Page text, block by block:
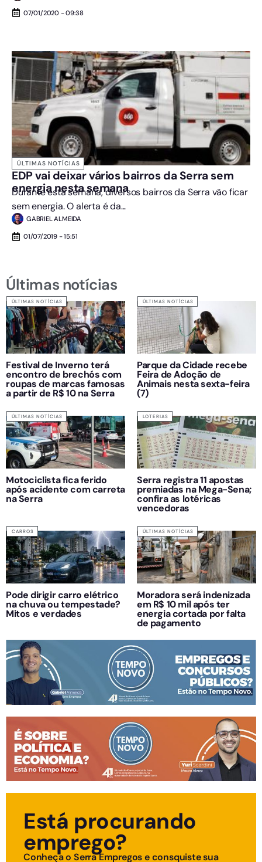
07/01/2020 - 09:38
ÚLTIMAS NOTÍCIAS
EDP vai deixar vários bairros da Serra sem
energia nesta semana
Durante esta semana, diversos bairros da Serra vão ficar
sem energia. O alerta é da...
GABRIEL ALMEIDA
01/07/2019 - 15:51
Últimas notícias
ÚLTIMAS NOTÍCIAS
Festival de Inverno terá
encontro de brechós com
roupas de marcas famosas
a partir de R$ 10 na Serra
ÚLTIMAS NOTÍCIAS
Parque da Cidade recebe
Feira de Adoção de
Animais nesta sexta-feira
(7)
ÚLTIMAS NOTÍCIAS
Motociclista fica ferido
após acidente com carreta
na Serra
LOTERIAS
Serra registra 11 apostas
premiadas na Mega-Sena;
confira as lotéricas
vencedoras
CARROS
Pode dirigir carro elétrico
na chuva ou tempestade?
Mitos e verdades
ÚLTIMAS NOTÍCIAS
Moradora será indenizada
em R$ 10 mil após ter
energia cortada por falta
de pagamento
Está procurando
emprego?
Conheça o Serra Empregos e consquiste sua